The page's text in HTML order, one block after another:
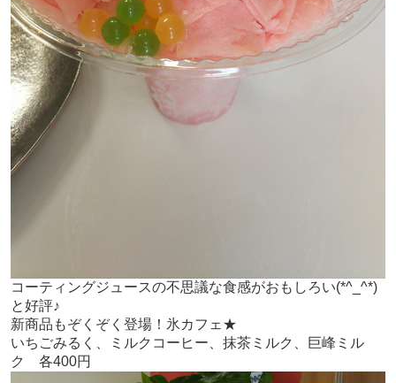
コーティングジュースの不思議な食感がおもしろい(*^_^*)
と好評♪
新商品もぞくぞく登場！氷カフェ★
いちごみるく、ミルクコーヒー、抹茶ミルク、巨峰ミル
ク 各400円